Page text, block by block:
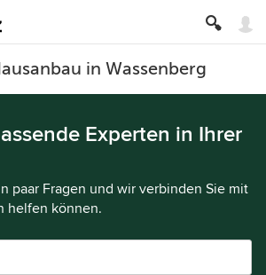
in Wassenberg
Experten in Ihrer
paar Fragen und wir verbinden Sie mit
helfen können.